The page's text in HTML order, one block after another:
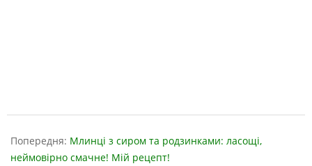
04-
09
Попередня: Млинці з сиром та родзинками: ласощі,
неймовірно смачне! Мій рецепт!